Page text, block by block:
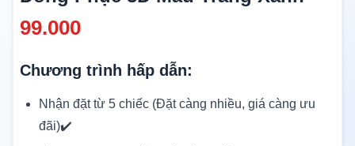
99.000
Chương trình hấp dẫn:
Nhận đặt từ 5 chiếc (Đặt càng nhiều, giá càng ưu
đãi)✔️